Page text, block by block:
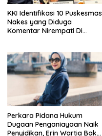
KKI Identifikasi 10 Puskesmas
Nakes yang Diduga
Komentar Nirempati Di
Perkara Pidana Hukum
Dugaan Penganiayaan Naik
Penyidikan, Erin Wartia Bakal